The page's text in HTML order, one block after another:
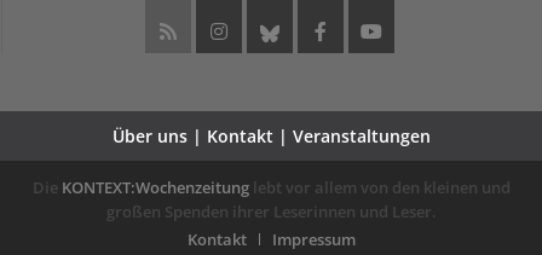
Über uns | Kontakt | Veranstaltungen
Die KONTEXT:Wochenzeitunglebt vor allem von den kleinen und
großen Spenden ihrer Leserinnen und Leser.
Kontakt
Impressum